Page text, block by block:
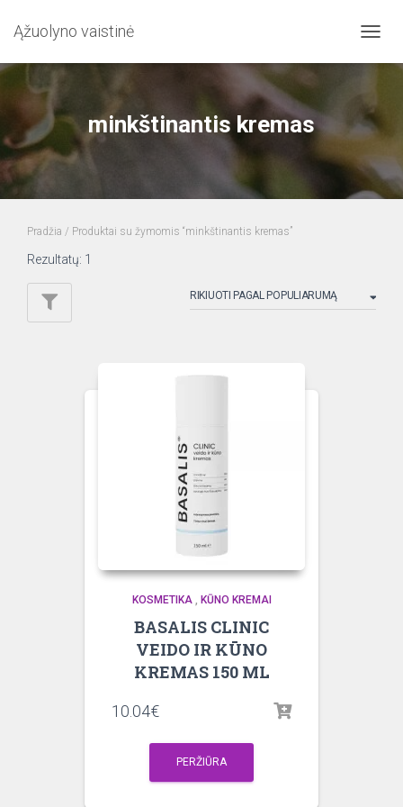
Ąžuolyno vaistinė
minkštinantis kremas
Pradžia / Produktai su žymomis “minkštinantis kremas”
Rezultatų: 1
KOSMETIKA, KŪNO KREMAI
BASALIS CLINIC
VEIDO IR KŪNO
KREMAS 150 ML
10.04€
PERŽIŪRA